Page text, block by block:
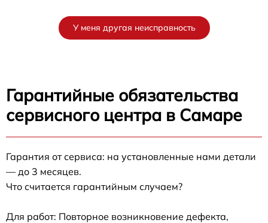
У меня другая неисправность
Гарантийные обязательства
сервисного центра в Самаре
Гарантия от сервиса: на установленные нами детали
— до 3 месяцев.
Что считается гарантийным случаем?
Для работ: Повторное возникновение дефекта,